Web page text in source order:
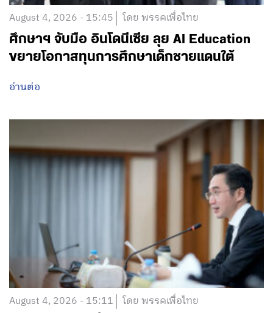
August 4, 2026 - 15:45 โดย พรรคเพื่อไทย
ศึกษาฯ จับมือ อินโดนีเซีย ลุย AI Education
ขยายโอกาสทุนการศึกษาเด็กชายแดนใต้
อ่านต่อ
August 4, 2026 - 15:11 โดย พรรคเพื่อไทย